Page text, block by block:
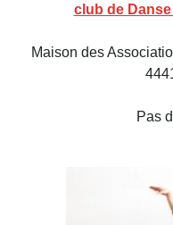
club de Danse
Maison des
Pas